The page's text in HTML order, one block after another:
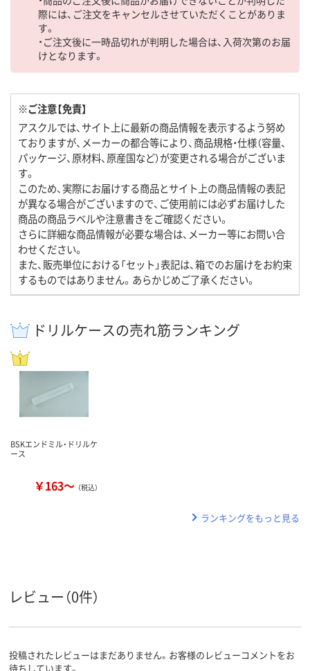
際には、ご注文をキャンセルさせていただくことがありま
す。
・ご注文後に一時品切れが判明した場合は、入荷次第のお届
けとなります。
※ご注意【免責】
アスクルでは、サイト上に最新の商品情報を表示するよう努め
ておりますが、メーカーの都合等により、商品規格・仕様（容量、
パッケージ、原材料、原産国など）が変更される場合がございま
す。
このため、実際にお届けする商品とサイト上の商品情報の表記
が異なる場合がございますので、ご使用前には必ずお届けした
商品の商品ラベルや注意書きをご確認ください。
さらに詳細な商品情報が必要な場合は、メーカー等にお問い合
わせください。
また、販売単位における「セット」表記は、箱でのお届けをお約束
するものではありません。あらかじめご了承ください。
ドリルケースの売れ筋ランキング
BSKエンドミル・ドリルケ
ース
￥163～ （税込）
ランキングをもっと見る
レビュー（0件）
投稿されたレビューはまだありません。お客様のレビューコメントをお
待ちしています。